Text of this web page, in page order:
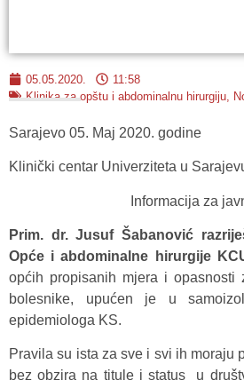
05.05.2020.
11:58
Klinika za opštu i abdominalnu hirurgiju
Sarajevo 05. Maj 2020. godine
Klinički centar Univerziteta u
Informacija za
Prim. dr. Jusuf Šabanović
Opće i abdominalne hirurgije
općih propisanih mjera i opasnosti
bolesnike, upućen je u
epidemiologa KS.
Pravila su ista za sve i svi ih moraju
bez obzira na titule i status u